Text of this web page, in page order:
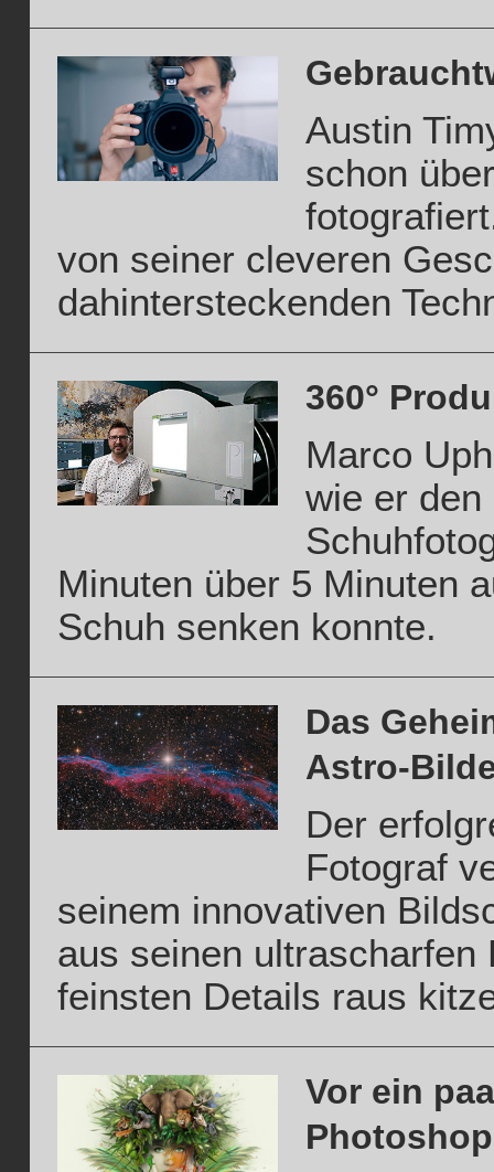
Austin
schon
von seiner cleveren
dahintersteckenden
360°
Marco
wie er
Minuten über 5 Minuten
Schuh senken konnte.
Das
Astro-
Der
Fotograf
seinem innovativen
aus seinen ultrascharfen
feinsten Details raus
Vor ein